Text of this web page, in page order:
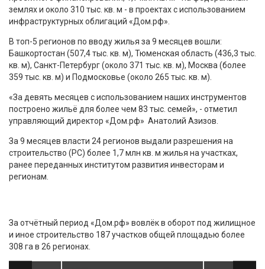
землях и около 310 тыс. кв. м - в проектах с использованием
инфраструктурных облигаций «Дом.рф».
В топ-5 регионов по вводу жилья за 9 месяцев вошли:
Башкортостан (507,4 тыс. кв. м), Тюменская область (436,3 тыс.
кв. м), Санкт-Петербург (около 371 тыс. кв. м), Москва (более
359 тыс. кв. м) и Подмосковье (около 265 тыс. кв. м).
«За девять месяцев с использованием наших инструментов
построено жильё для более чем 83 тыс. семей», - отметил
управляющий директор «Дом.рф» Анатолий Азизов.
За 9 месяцев власти 24 регионов выдали разрешения на
строительство (РС) более 1,7 млн кв. м жилья на участках,
ранее переданных институтом развития инвесторам и
регионам.
За отчётный период «Дом.рф» вовлёк в оборот под жилищное
и иное строительство 187 участков общей площадью более
308 га в 26 регионах.